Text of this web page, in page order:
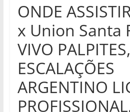
ONDE
x Union Santa
VIVO PALPITES,
ESCALAÇÕES
ARGENTINO